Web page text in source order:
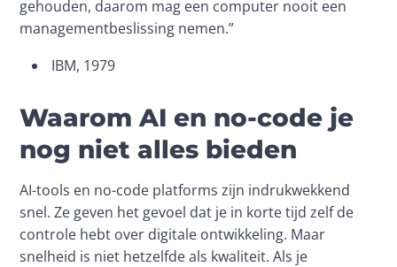
gehouden, daarom mag een computer nooit een
managementbeslissing nemen.”
IBM, 1979
Waarom AI en no-code je
nog niet alles bieden
AI-tools en no-code platforms zijn indrukwekkend
snel. Ze geven het gevoel dat je in korte tijd zelf de
controle hebt over digitale ontwikkeling. Maar
snelheid is niet hetzelfde als kwaliteit. Als je